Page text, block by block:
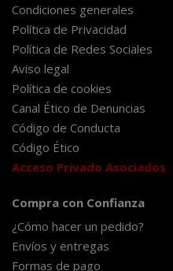
Condiciones generales
Política de Privacidad
Política de Redes Sociales
Aviso legal
Política de cookies
Canal Ético de Denuncias
Código de Conducta
Código Ético
Acceso Privado Asociados
Compra con Confianza
¿Cómo hacer un pedido?
Envíos y entregas
Formas de pago